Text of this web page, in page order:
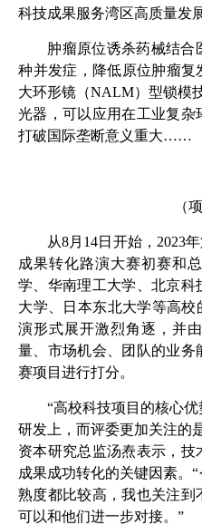
科技成果服务湾区高质量发
肿瘤原位诱杀药械结合
种并发症，降低原位肿瘤复
大环形镜（NALM）型锁模
光器，可以应用在工业复
打破国际垄断意义重大……
（
从8月 14日开始， 2023
成果转化路演大赛初赛和
学、华南理工大学、北京
大学、日本东北大学等高校
演形式展开激烈角逐，并
量、市场机会、团队的业务
赛项目进行打分。
“高校科技项目的核心
研发上，而评委更加关注的
资本研究总监汤焘表示，
成果成功转化的关键因素。
熟度都比较高，我也关注
可以和他们进一步对接。”